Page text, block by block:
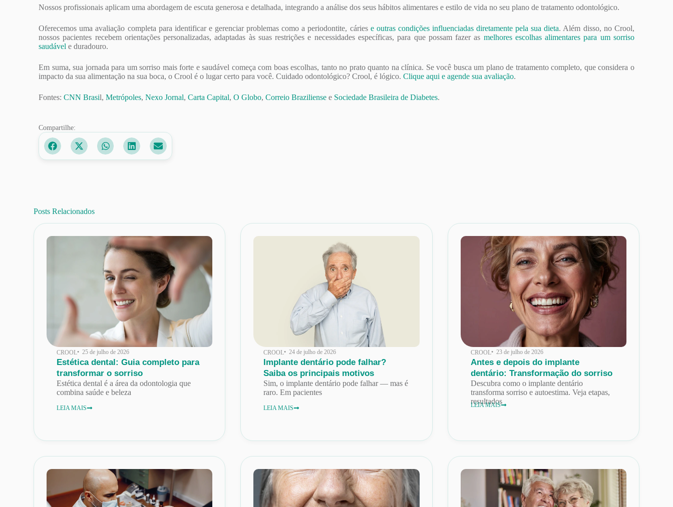
Nossos profissionais aplicam uma abordagem de escuta generosa e detalhada, integrando a análise dos seus hábitos alimentares e estilo de vida no seu plano de tratamento odontológico.
Oferecemos uma avaliação completa para identificar e gerenciar problemas como a periodontite, cáries e outras condições influenciadas diretamente pela sua dieta. Além disso, no Crool,
nossos pacientes recebem orientações personalizadas, adaptadas às suas restrições e necessidades específicas, para que possam fazer as melhores escolhas alimentares para um sorriso
saudável e duradouro.
Em suma, sua jornada para um sorriso mais forte e saudável começa com boas escolhas, tanto no prato quanto na clínica. Se você busca um plano de tratamento completo, que considera o
impacto da sua alimentação na sua boca, o Crool é o lugar certo para você. Cuidado odontológico? Crool, é lógico.Clique aqui e agende sua avaliação.
Fontes:CNN Brasil,Metrópoles,Nexo Jornal,Carta Capital,O Globo,Correio Braziliense e Sociedade Brasileira de Diabetes.
Compartilhe:
Posts Relacionados
CROOL• 25 de julho de 2026
Estética dental: Guia completo para
transformar o sorriso
Estética dental é a área da odontologia que
combina saúde e beleza
LEIA MAIS
CROOL• 24 de julho de 2026
Implante dentário pode falhar?
Saiba os principais motivos
Sim, o implante dentário pode falhar — mas é
raro. Em pacientes
LEIA MAIS
CROOL• 23 de julho de 2026
Antes e depois do implante
dentário: Transformação do sorriso
Descubra como o implante dentário
transforma sorriso e autoestima. Veja etapas,
resultados
LEIA MAIS